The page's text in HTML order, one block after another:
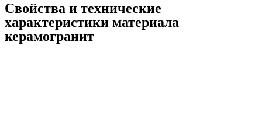
Свойства и технические
характеристики материала
керамогранит